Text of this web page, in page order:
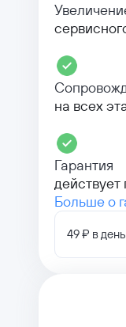
на всех
Гарантия
Больше о
49 ₽ в день